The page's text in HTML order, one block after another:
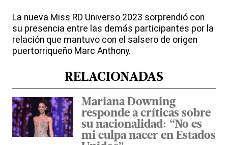
La nueva Miss RD Universo 2023 sorprendió con
su presencia entre las demás participantes por la
relación que mantuvo con el salsero de origen
puertorriqueño Marc Anthony.
RELACIONADAS
Mariana Downing
responde a críticas sobre
su nacionalidad: “No es
mi culpa nacer en Estados